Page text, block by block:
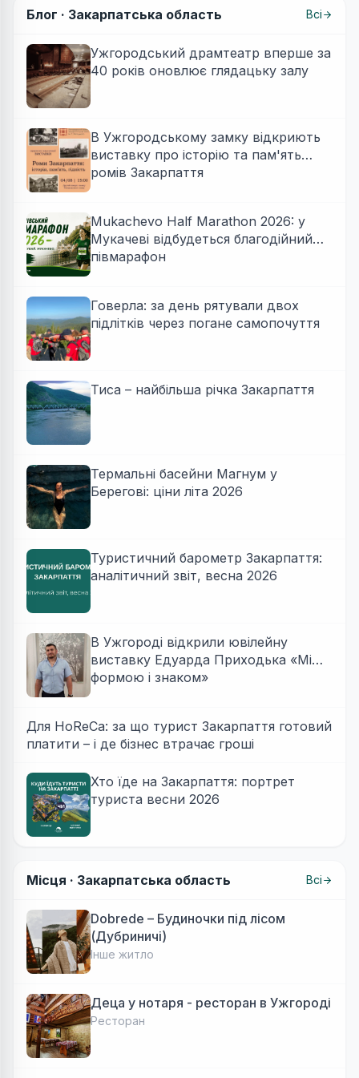
Блог · Закарпатська область Всі
Ужгородський драмтеатр вперше за
40 років оновлює глядацьку залу
В Ужгородському замку відкриють
виставку про історію та пам'ять
ромів Закарпаття
Mukachevo Half Marathon 2026: у
Мукачеві відбудеться благодійний
півмарафон
Говерла: за день рятували двох
підлітків через погане самопочуття
Тиса – найбільша річка Закарпаття
Термальні басейни Магнум у
Берегові: ціни літа 2026
Туристичний барометр Закарпаття:
аналітичний звіт, весна 2026
В Ужгороді відкрили ювілейну
виставку Едуарда Приходька «Між
формою і знаком»
Для HoReCa: за що турист Закарпаття готовий
платити – і де бізнес втрачає гроші
Хто їде на Закарпаття: портрет
туриста весни 2026
Місця · Закарпатська область Всі
Dobrede – Будиночки під лісом
(Дубриничі)
Інше житло
Деца у нотаря - ресторан в Ужгороді
Ресторан